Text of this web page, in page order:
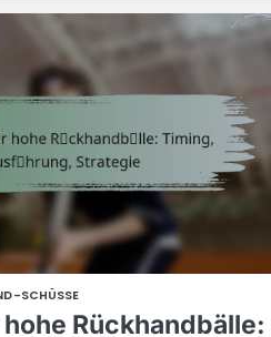
SCHÜSSE
Rückhandbälle: